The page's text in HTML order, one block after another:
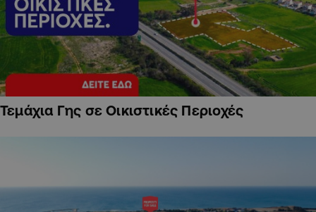
Τεμάχια Γης σε Οικιστικές Περιοχές